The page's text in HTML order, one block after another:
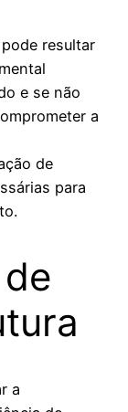
resultar
e se não
a
de
para
a